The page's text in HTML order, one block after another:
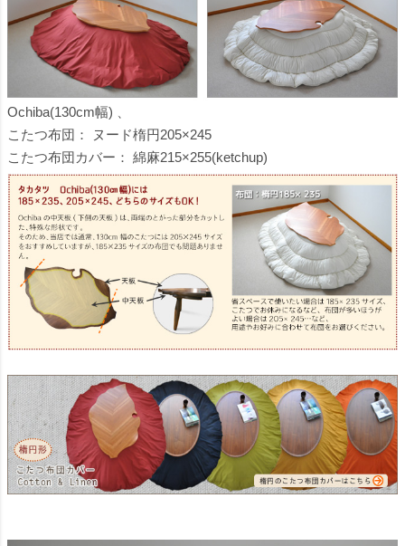
Ochiba(130cm幅)
こたつ布団：
ヌード楕円205×245
こたつ布団カバー： 綿麻215×255(ketchup)